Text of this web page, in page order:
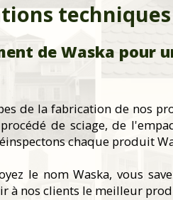
de Waska pour
de la fabrication de nos
de sciage, de
chaque produit
le nom Waska, vous
à nos clients le meilleur